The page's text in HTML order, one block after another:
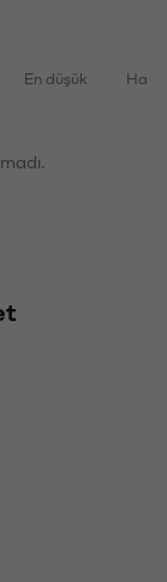
En düşük